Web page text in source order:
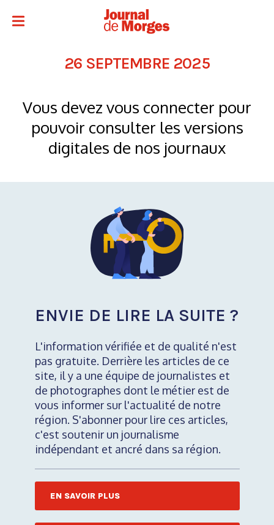
26 SEPTEMBRE 2025
Vous devez vous connecter pour
pouvoir consulter les versions
digitales de nos journaux
ENVIE DE LIRE LA SUITE ?
L'information vérifiée et de qualité n'est
pas gratuite. Derrière les articles de ce
site, il y a une équipe de journalistes et
de photographes dont le métier est de
vous informer sur l'actualité de notre
région. S'abonner pour lire ces articles,
c'est soutenir un journalisme
indépendant et ancré dans sa région.
EN SAVOIR PLUS